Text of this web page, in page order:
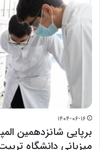
۱۴۰۴-۰۶-۱۶
برپایی شانزدهمین
میزبانی دانشگاه